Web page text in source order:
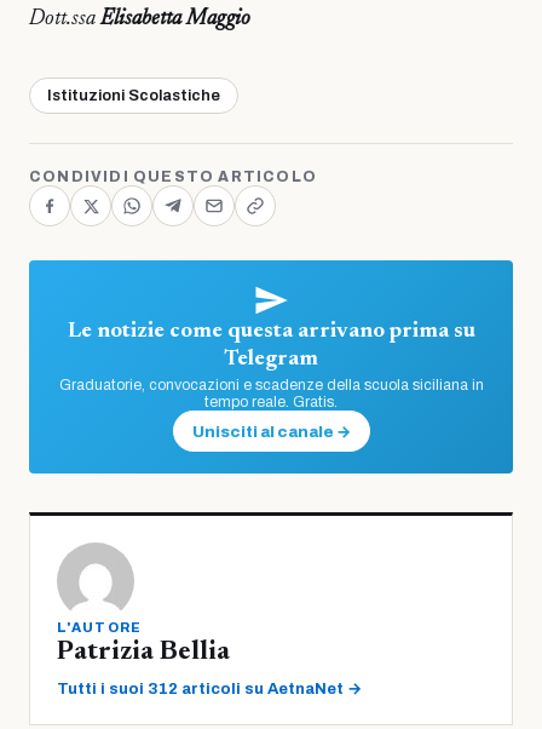
Dott.ssaElisabetta Maggio
Istituzioni Scolastiche
CONDIVIDI QUESTO ARTICOLO
Le notizie come questa arrivano prima su
Telegram
Graduatorie, convocazioni e scadenze della scuola siciliana in
tempo reale. Gratis.
Unisciti al canale →
L'AUTORE
Patrizia Bellia
Tutti i suoi 312 articoli su AetnaNet →